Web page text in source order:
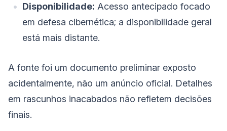
Disponibilidade: Acesso antecipado focado
em defesa cibernética; a disponibilidade geral
está mais distante.
A fonte foi um documento preliminar exposto
acidentalmente, não um anúncio oficial. Detalhes
em rascunhos inacabados não refletem decisões
finais.